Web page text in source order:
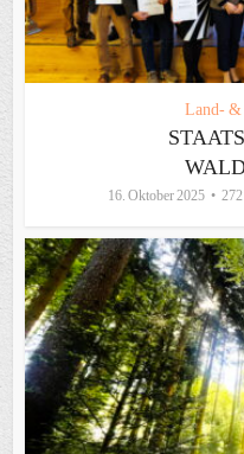
Land- &
16. Oktober 2025